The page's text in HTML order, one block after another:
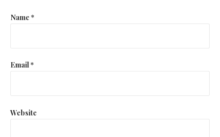
Name *
Email*
Website